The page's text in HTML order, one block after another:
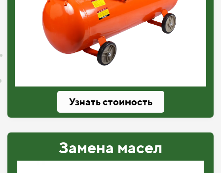
Узнать стоимость
Замена масел